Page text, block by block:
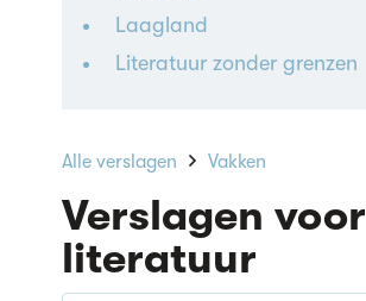
Laagland
Literatuur zonder grenzen
Alle verslagen Vakken
Verslagen voor
literatuur